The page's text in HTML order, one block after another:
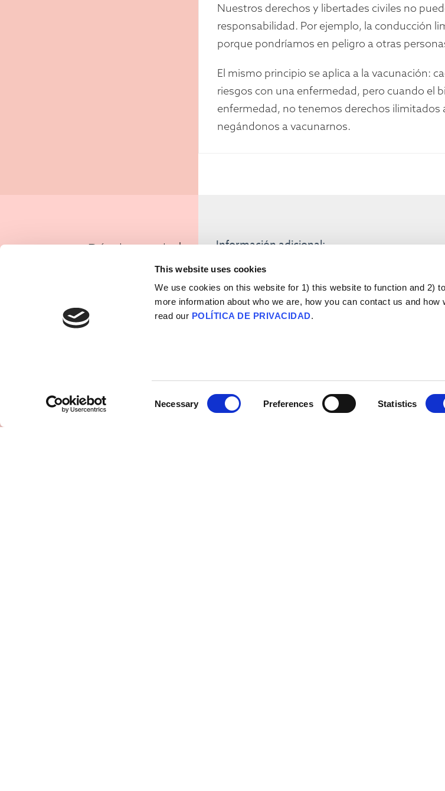
This website uses cookies
We use cookies on this website for 1) this website to function and 2)
more information about who we are, how you can contact us and
read our POLÍTICA DE PRIVACIDAD.
Selection
Necessary Preferences Statistics
Nuestros derechos y libertades civiles no
responsabilidad. Por ejemplo, la conducción
porque pondríamos en peligro a otras
El mismo principio se aplica a la vacunación:
riesgos con una enfermedad, pero cuando el
enfermedad, no tenemos derechos ilimitados
negándonos a vacunarnos.
¿Dónde puedo
obtener más
información?
Información adicional:
El papel de la obligatoriedad de vacunación.
Por qué la vacunación obligatoria no es nada
Protestas en Francia: enfrentamientos con
endurecimiento de las normas contra la COVID-19.
Introducción a la reactancia y la comunicación
Sobre la reactancia y la renuencia a la
Sobre la reactancia y la vacunación obligatoria.